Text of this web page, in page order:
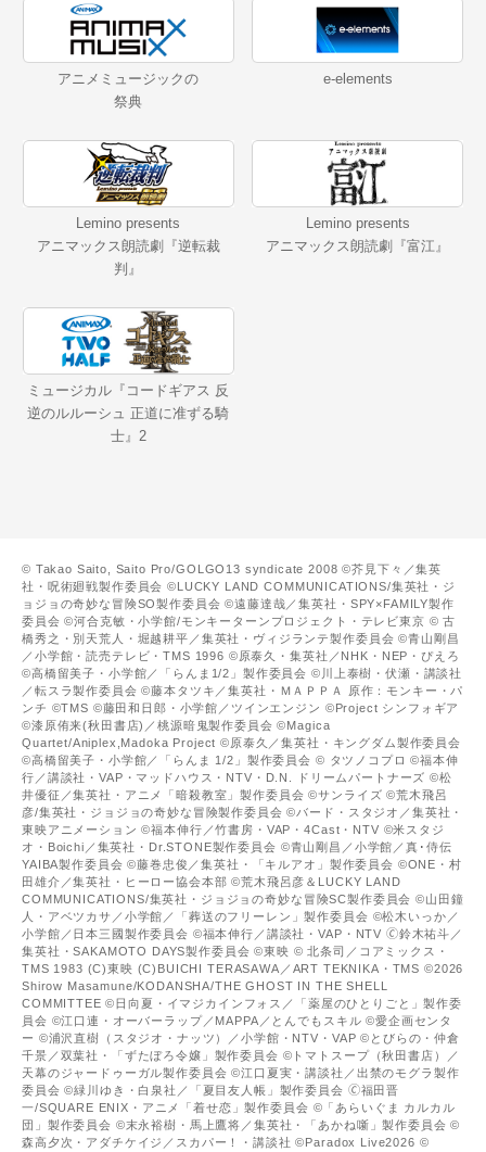
アニメミュージックの
祭典
e-elements
Lemino presents
アニマックス朗読劇『逆転裁
判』
Lemino presents
アニマックス朗読劇『富江』
ミュージカル『コードギアス 反
逆のルルーシュ 正道に准ずる騎
士』2
© Takao Saito, Saito Pro/GOLGO13 syndicate 2008 ©芥見下々／集英
社・呪術廻戦製作委員会 ©LUCKY LAND COMMUNICATIONS/集英社・ジ
ョジョの奇妙な冒険SO製作委員会 ©遠藤達哉／集英社・SPY×FAMILY製作
委員会 ©河合克敏・小学館/モンキーターンプロジェクト・テレビ東京 © 古
橋秀之・別天荒人・堀越耕平／集英社・ヴィジランテ製作委員会 ©青山剛昌
／小学館・読売テレビ・TMS 1996 ©原泰久・集英社／NHK・NEP・ぴえろ
©高橋留美子・小学館／「らんま1/2」製作委員会 ©川上泰樹・伏瀬・講談社
／転スラ製作委員会 ©藤本タツキ／集英社・ＭＡＰＰＡ 原作：モンキー・パ
ンチ ©TMS ©藤田和日郎・小学館／ツインエンジン ©Project シンフォギア
©漆原侑来(秋田書店)／桃源暗鬼製作委員会 ©Magica
Quartet/Aniplex,Madoka Project ©原泰久／集英社・キングダム製作委員会
©高橋留美子・小学館／「らんま 1/2」製作委員会 © タツノコプロ ©福本伸
行／講談社・VAP・マッドハウス・NTV・D.N. ドリームパートナーズ ©松
井優征／集英社・アニメ「暗殺教室」製作委員会 ©サンライズ ©荒木飛呂
彦/集英社・ジョジョの奇妙な冒険製作委員会 ©バード・スタジオ／集英社・
東映アニメーション ©福本伸行／竹書房・VAP・4Cast・NTV ©米スタジ
オ・Boichi／集英社・Dr.STONE製作委員会 ©青山剛昌／小学館／真･侍伝
YAIBA製作委員会 ©藤巻忠俊／集英社・「キルアオ」製作委員会 ©ONE・村
田雄介／集英社・ヒーロー協会本部 ©荒木飛呂彦＆LUCKY LAND
COMMUNICATIONS/集英社・ジョジョの奇妙な冒険SC製作委員会 ©山田鐘
人・アベツカサ／小学館／「葬送のフリーレン」製作委員会 ©松木いっか／
小学館／日本三國製作委員会 ©福本伸行／講談社・VAP・NTV 🄫鈴木祐斗／
集英社・SAKAMOTO DAYS製作委員会 ©東映 © 北条司／コアミックス・
TMS 1983 (C)東映 (C)BUICHI TERASAWA／ART TEKNIKA・TMS ©2026
Shirow Masamune/KODANSHA/THE GHOST IN THE SHELL
COMMITTEE ©日向夏・イマジカインフォス／「薬屋のひとりごと」製作委
員会 ©江口連・オーバーラップ／MAPPA／とんでもスキル ©愛企画センタ
ー ©浦沢直樹（スタジオ・ナッツ）／小学館・NTV・VAP ©とびらの・仲倉
千景／双葉社・「ずたぼろ令嬢」製作委員会 ©トマトスープ（秋田書店）／
天幕のジャードゥーガル製作委員会 ©江口夏実・講談社／出禁のモグラ製作
委員会 ©緑川ゆき・白泉社／「夏目友人帳」製作委員会 🄫福田晋
一/SQUARE ENIX・アニメ「着せ恋」製作委員会 ©「あらいぐま カルカル
団」製作委員会 ©末永裕樹・馬上鷹将／集英社・「あかね噺」製作委員会 ©
森高夕次・アダチケイジ／スカパー！・講談社 ©Paradox Live2026 ©